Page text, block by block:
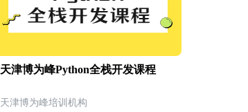
天津博为峰Python全栈开发课程
天津博为峰培训机构